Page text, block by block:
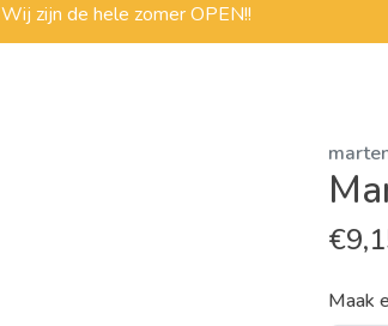
Wij zijn de hele zomer OPEN!!
€
Maak